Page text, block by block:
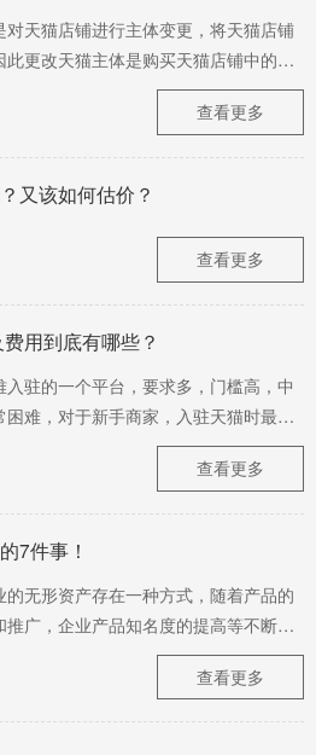
天猫店铺进行主体变更，将天猫店铺
更改天猫主体是购买天猫店铺中的关
大家盘点的天猫主体变更的规范流程，
查看更多
又该如何估价？
查看更多
用到底有哪些？
驻的一个平台，要求多，门槛高，中
难，对于新手商家，入驻天猫时最关
。今天广州卓海小编罗列了天猫入驻的
查看更多
7件事！
无形资产存在一种方式，随着产品的
广，企业产品知名度的提高等不断的
商标进行注册，才能保证产品未来的长
意的呢？广州卓海今天为大家准备了商
查看更多